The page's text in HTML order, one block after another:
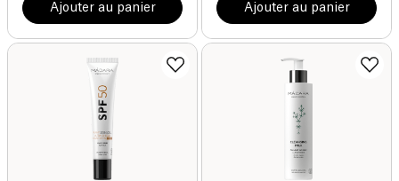
Ajouter au panier Ajouter au panier